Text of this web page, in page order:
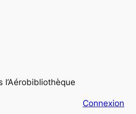
l’Aérobibliothèque
Connexion